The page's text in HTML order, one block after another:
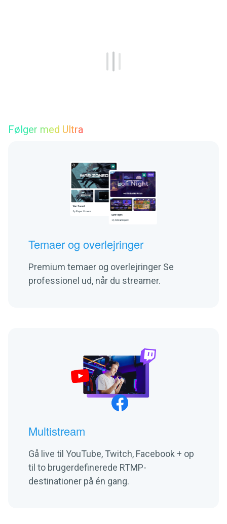
Følger med Ultra
Temaer og overlejringer
Premium temaer og overlejringer Se
professionel ud, når du streamer.
Multistream
Gå live til YouTube, Twitch, Facebook + op
til to brugerdefinerede RTMP-
destinationer på én gang.